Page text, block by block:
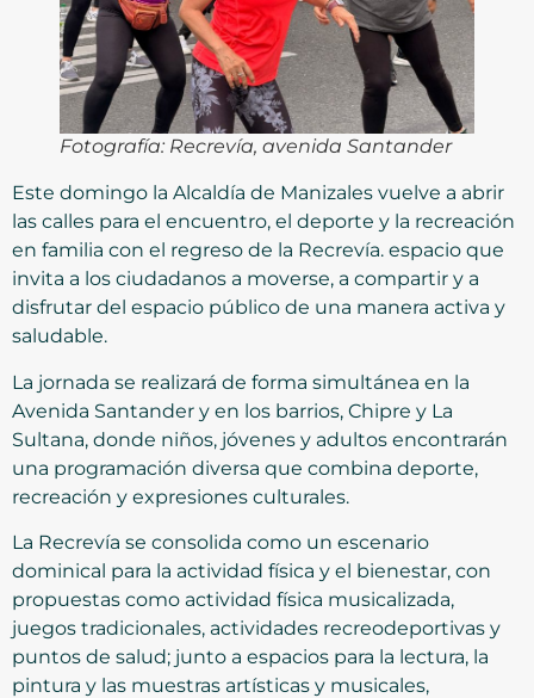
Fotografía: Recrevía, avenida Santander
Este domingo la Alcaldía de Manizales vuelve a abrir
las calles para el encuentro, el deporte y la recreación
en familia con el regreso de la Recrevía. espacio que
invita a los ciudadanos a moverse, a compartir y a
disfrutar del espacio público de una manera activa y
saludable.
La jornada se realizará de forma simultánea en la
Avenida Santander y en los barrios, Chipre y La
Sultana, donde niños, jóvenes y adultos encontrarán
una programación diversa que combina deporte,
recreación y expresiones culturales.
La Recrevía se consolida como un escenario
dominical para la actividad física y el bienestar, con
propuestas como actividad física musicalizada,
juegos tradicionales, actividades recreodeportivas y
puntos de salud; junto a espacios para la lectura, la
pintura y las muestras artísticas y musicales,